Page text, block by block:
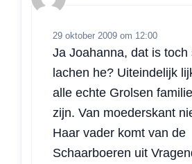
29 oktober 2009 om 12:00
Ja Joahanna, dat is toch
lachen he? Uiteindelijk
alle echte Grolsen
zijn. Van moederskant
Haar vader komt van de
Schaarboeren uit